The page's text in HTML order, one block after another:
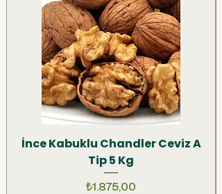
İnce Kabuklu Chandler Ceviz A
Tip 5 Kg
Fiyat
₺1.875,00